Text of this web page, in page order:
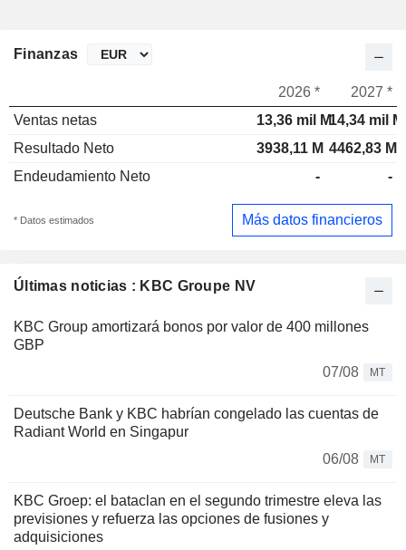
Últimas noticias : KBC Groupe NV
KBC Group amortizará bonos por valor de 400 millones
GBP
07/08
MT
Deutsche Bank y KBC habrían congelado las cuentas de
Radiant World en Singapur
06/08
MT
KBC Groep: el bataclan en el segundo trimestre eleva las
previsiones y refuerza las opciones de fusiones y
adquisiciones
Finanzas
2026 *
2027 *
Ventas netas
13,36 mil M14,34 mil M
Resultado Neto
3938,11 M 4462,83 M
Endeudamiento Neto
- -
* Datos estimados Más datos financieros